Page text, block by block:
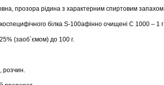
прозора рідина з характерним спиртовим запахом
білка S-100афінно очищені С 1000 – 1 г
(заоб`ємом) до 100 г.
розчин.